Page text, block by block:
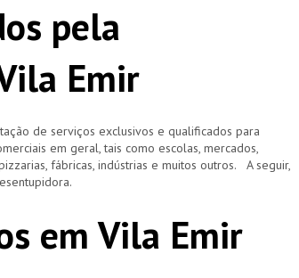
pela
Emir
de serviços exclusivos e qualificados para
em geral, tais como escolas, mercados,
fábricas, indústrias e muitos outros. A seguir,
em Vila Emir